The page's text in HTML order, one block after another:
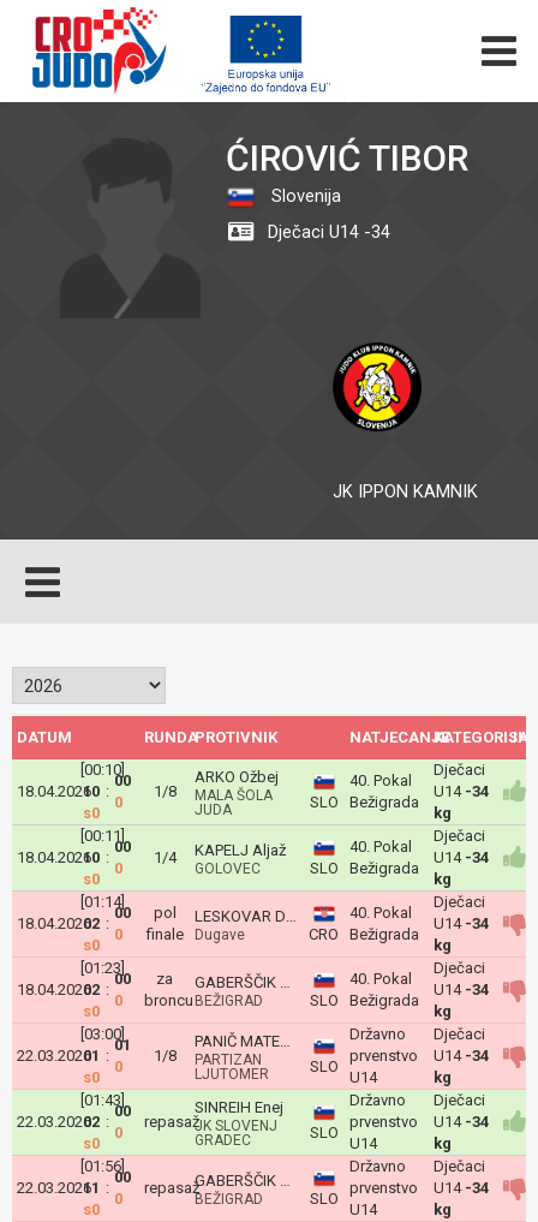
ĆIROVIĆ TIBOR
Slovenija
Dječaci U14 -34
JK IPPON KAMNIK
DATUM RUNDAPROTIVNIK NATJECANJEKATEGORIJA
18.04.2026
[00:10]
10
s0
:
00
0
1/8
ARKO Ožbej
MALA ŠOLA
JUDA
SLO
40. Pokal
Bežigrada
Dječaci
U14 -34
kg
18.04.2026
[00:11]
10
s0
:
00
0
1/4 KAPELJ Aljaž
GOLOVEC SLO
40. Pokal
Bežigrada
Dječaci
U14 -34
kg
18.04.2026
[01:14]
02
s0
:
00
0
pol
finale
LESKOVAR David
Dugave CRO
40. Pokal
Bežigrada
Dječaci
U14 -34
kg
18.04.2026
[01:23]
02
s0
:
00
0
za
broncu
GABERŠČIK Jurij
BEŽIGRAD SLO
40. Pokal
Bežigrada
Dječaci
U14 -34
kg
22.03.2026
[03:00]
01
s0
:
01
0
1/8
PANIČ MATEVŽ
PARTIZAN
LJUTOMER
SLO
Državno
prvenstvo
U14
Dječaci
U14 -34
kg
22.03.2026
[01:43]
02
s0
:
00
0
repasaž
SINREIH Enej
JK SLOVENJ
GRADEC
SLO
Državno
prvenstvo
U14
Dječaci
U14 -34
kg
22.03.2026
[01:56]
11
s0
:
00
0
repasaž GABERŠČIK Jurij
BEŽIGRAD SLO
Državno
prvenstvo
U14
Dječaci
U14 -34
kg